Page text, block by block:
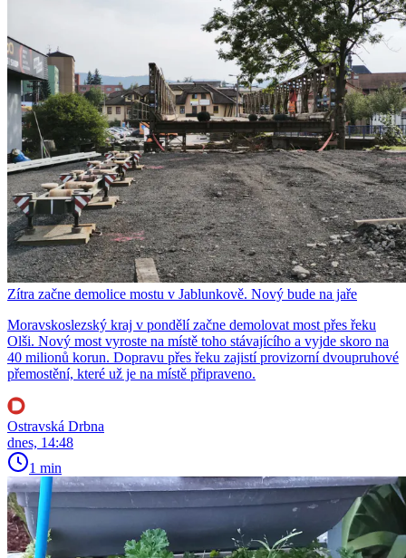
Zítra začne demolice mostu v Jablunkově. Nový bude na jaře
Moravskoslezský kraj v pondělí začne demolovat most přes řeku
Olši. Nový most vyroste na místě toho stávajícího a vyjde skoro na
40 milionů korun. Dopravu přes řeku zajistí provizorní dvoupruhové
přemostění, které už je na místě připraveno.
Ostravská Drbna
dnes, 14:48
1 min